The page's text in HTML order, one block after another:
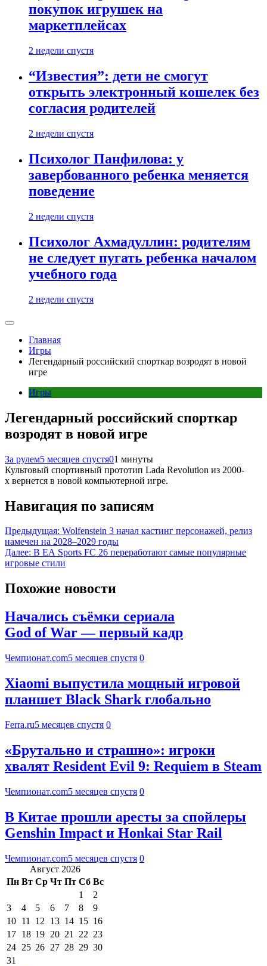
покупок игрушек на
маркетплейсах
2 недели спустя
“Известия”: дети не смогут
открыть электронный кошелек без
согласия родителей
2 недели спустя
Психолог Панфилова: у
завербованного ребенка меняется
поведение
2 недели спустя
Психолог Ахмадуллин: родителям
не следует пугать ребенка началом
учебного года
2 недели спустя
Главная
Игры
Легендарный российский спорткар возродят в новой
игре
Игры
Легендарный российский спорткар
возродят в новой игре
За рулем5 месяцев спустя01 минуты
Культовый спортивный прототип Lada Revolution из 2000-
х вернется в новой компьютерной игре.
Навигация по записям
Предыдущая: Wolfenstein 3 начал кастинг персонажей, релиз
намечен на 2028–2029 годы
Далее: В EA Sports FC 26 переработают самые популярные
игровые стили
Похожие новости
Начались съёмки сериала
God of War — первый кадр
Чемпионат.com5 месяцев спустя 0
Xiaomi выпустила мощный игровой
планшет Black Shark глобально
Ferra.ru5 месяцев спустя 0
«Брутально и страшно»: игроки
хвалят Resident Evil 9: Requiem в Steam
Чемпионат.com5 месяцев спустя 0
В Китае прошли аресты за спойлеры
Genshin Impact и Honkai Star Rail
Чемпионат.com5 месяцев спустя 0
Август 2026
Пн Вт Ср Чт Пт Сб Вс
1
2
3
4 5 6 7 8
9
10 11 12 13 14 15 16
17 18 19 20 21 22 23
24 25 26 27 28 29 30
31